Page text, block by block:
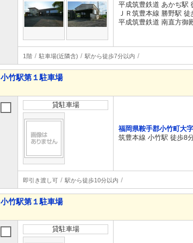
平成筑豊鉄道 あかぢ駅
ＪＲ筑豊本線 勝野駅
平成筑豊鉄道 南直方御
1階 駐車場(近隣含) 駅から徒歩7分以内
小竹駅第１駐車場
貸駐車場
福岡県鞍手郡小竹町大
筑豊本線 小竹駅 徒歩8
即引き渡し可 駅から徒歩10分以内
小竹駅第１駐車場
貸駐車場